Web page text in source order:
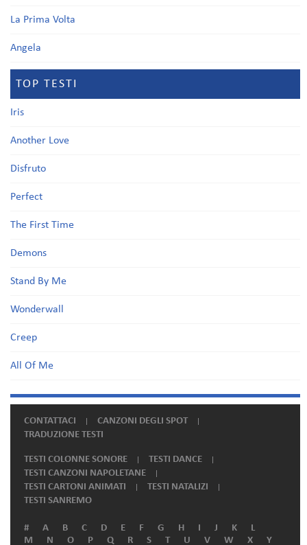
La Prima Volta
Angela
TOP TESTI
Iris
Another Love
Disfruto
Perfect
The First Time
Demons
Stand By Me
Wonderwall
Creep
All Of Me
CONTATTACI
CANZONI DEGLI SPOT
TRADUZIONE TESTI
TESTI COLONNE SONORE
TESTI DANCE
TESTI CANZONI NAPOLETANE
TESTI CARTONI ANIMATI
TESTI NATALIZI
TESTI SANREMO
# A B C D E F G H I J K
L
M
N O P Q R S T U V W X Y